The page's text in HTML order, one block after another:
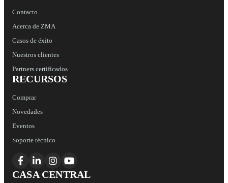
Contacto
Acerca de ZMA
Casos de éxito
Nuestros clientes
Partners certificados
RECURSOS
Comprar
Novedades
Eventos
Soporte técnico
CASA CENTRAL